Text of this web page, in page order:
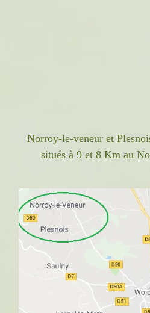
Norroy-le-veneur et
situés à 9 et 8 Km au